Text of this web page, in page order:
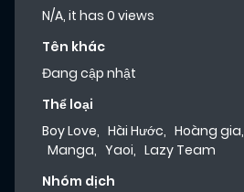
N/A, it has 0 views
Tên khác
Đang cập nhật
Thể loại
Boy Love, Hài Hước, Hoàng gia,
Manga, Yaoi, Lazy Team
Nhóm dịch